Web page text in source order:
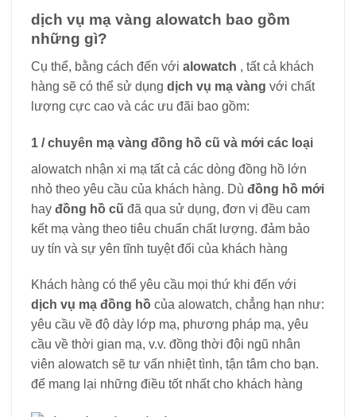
dịch vụ mạ vàng alowatch bao gồm
những gì?
Cụ thể, bằng cách đến với alowatch , tất cả khách
hàng sẽ có thể sử dụng dịch vụ mạ vàng với chất
lượng cực cao và các ưu đãi bao gồm:
1 / chuyên mạ vàng đồng hồ cũ và mới các loại
alowatch nhận xi mạ tất cả các dòng đồng hồ lớn
nhỏ theo yêu cầu của khách hàng. Dù đồng hồ mới
hay đồng hồ cũ đã qua sử dụng, đơn vị đều cam
kết mạ vàng theo tiêu chuẩn chất lượng. đảm bảo
uy tín và sự yên tĩnh tuyệt đối của khách hàng
Khách hàng có thể yêu cầu mọi thứ khi đến với
dịch vụ mạ đồng hồ của alowatch, chẳng hạn như:
yêu cầu về độ dày lớp mạ, phương pháp mạ, yêu
cầu về thời gian mạ, v.v. đồng thời đội ngũ nhân
viên alowatch sẽ tư vấn nhiệt tình, tận tâm cho bạn.
để mang lại những điều tốt nhất cho khách hàng